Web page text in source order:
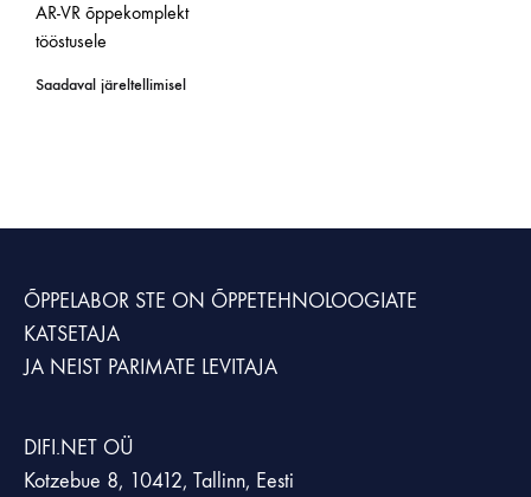
AR-VR õppekomplekt
tööstusele
Saadaval järeltellimisel
ÕPPELABOR STE ON ÕPPETEHNOLOOGIATE
KATSETAJA
JA NEIST PARIMATE LEVITAJA
DIFI.NET OÜ
Kotzebue 8, 10412, Tallinn, Eesti